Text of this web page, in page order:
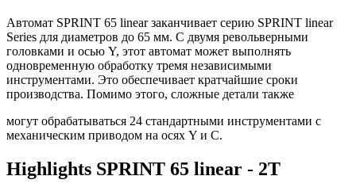
Автомат SPRINT 65 linear заканчивает серию SPRINT linear
Series для диаметров до 65 мм. С двумя револьверными
головками и осью Y, этот автомат может выполнять
одновременную обработку тремя независимыми
инструментами. Это обеспечивает кратчайшие сроки
производства. Помимо этого, сложные детали также
могут обрабатываться 24 стандартными инструментами с
механическим приводом на осях Y и C.
Highlights SPRINT 65 linear - 2T